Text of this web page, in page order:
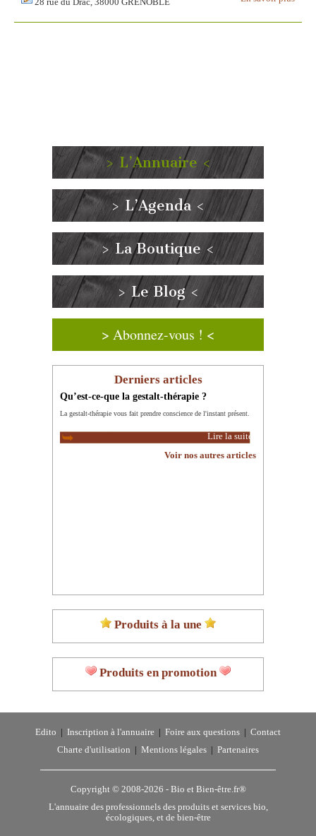
28 rue du Drac, 38000 GRENOBLE
> L’Annuaire <
> L’Agenda <
> La Boutique <
> Le Blog <
> Abonnez-vous ! <
Derniers articles
Qu’est-ce-que la gestalt-thérapie ?
La gestalt-thérapie vous fait prendre conscience de l'instant présent.
Lire la suite
Voir nos autres articles
Produits à la une
Produits en promotion
Edito Inscription à l'annuaire Foire aux questions
Contact
Charte d'utilisation
Mentions légales Partenaires
Copyright © 2008-2026 - Bio et Bien-être.fr®
L'annuaire des professionnels des produits et services bio,
écologiques, et de bien-être